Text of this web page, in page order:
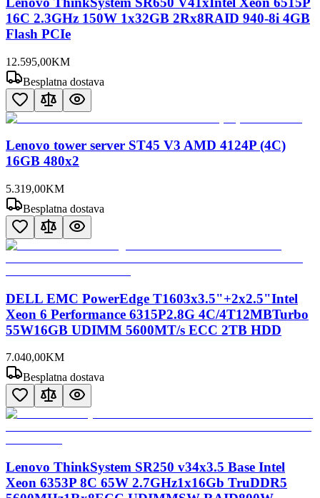
16C 2.3GHz 150W 1x32GB 2Rx8RAID 940-8i 4GB
Flash PCIe
12.595,00KM
Besplatna dostava
Lenovo tower server ST45 V3 AMD 4124P (4C)
16GB 480x2
5.319,00KM
Besplatna dostava
DELL EMC PowerEdge T1603x3.5"+2x2.5"Intel
Xeon 6 Performance 6315P2.8G 4C/4T12MBTurbo
55W16GB UDIMM 5600MT/s ECC 2TB HDD
7.040,00KM
Besplatna dostava
Lenovo ThinkSystem SR250 v34x3.5 Base Intel
Xeon 6353P 8C 65W 2.7GHz1x16Gb TruDDR5